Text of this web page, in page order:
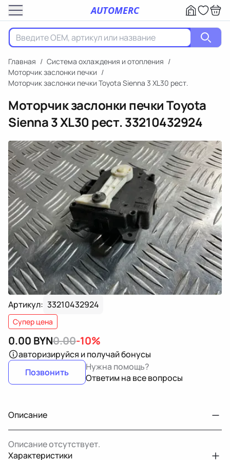
AUTOMERC
Главная / Система охлаждения и отопления /
Моторчик заслонки печки /
Моторчик заслонки печки Toyota Sienna 3 XL30 рест.
Моторчик заслонки печки Toyota
Sienna 3 XL30 рест.33210432924
Артикул: 33210432924
Супер цена
0.00 BYN0.00-10%
авторизируйся и получай бонусы
Позвонить
Нужна помощь?
Ответим на все вопросы
Описание
Описание отсутствует.
Характеристики